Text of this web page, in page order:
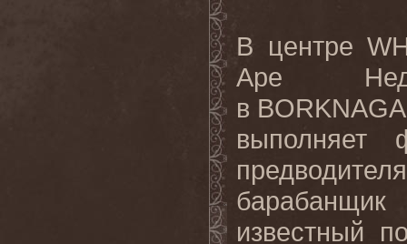
В центре
Аре
в
выполняет
известный